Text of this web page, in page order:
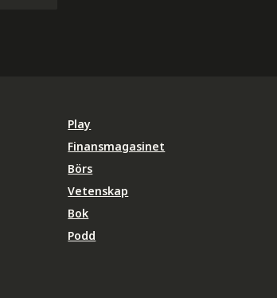
Play
Finansmagasinet
Börs
Vetenskap
Bok
Podd